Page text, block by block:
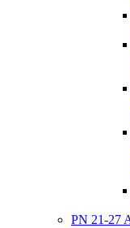
PN 21-27